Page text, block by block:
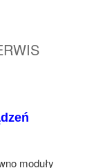
moduły